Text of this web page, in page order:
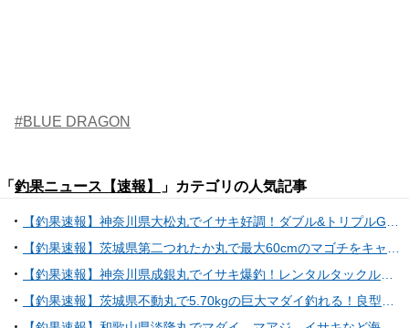
#BLUE DRAGON
「 釣果ニュース【速報】 」カテゴリの人気記事
【釣果速報】神奈川県大松丸でイサキ好調！ダブル&トリプルGETで竿頭はどっさり90匹！乗船するなら今でしょ！
【釣果速報】茨城県第二つれたか丸で最大60cmのマゴチをキャッチ！今すぐ乗船して大物を釣り上げよう！
【釣果速報】神奈川県成銀丸でイサキ爆釣！レンタルタックルの方も大健闘！35cmの良型もヒットし文句なしの好釣果！
【釣果速報】茨城県不動丸で5.70kgの巨大マダイ釣れる！良型ウマズラもキャッチ！順調にサイズアップしているターゲットをキャッチしに行こう！